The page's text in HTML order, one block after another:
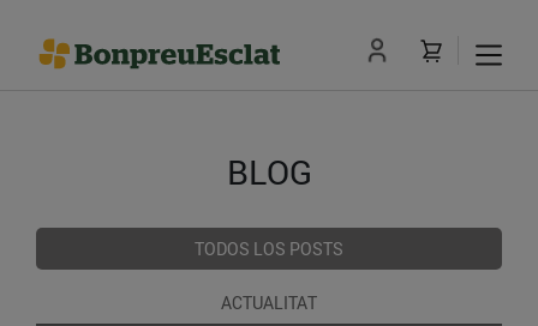
BLOG
TODOS LOS POSTS
ACTUALITAT